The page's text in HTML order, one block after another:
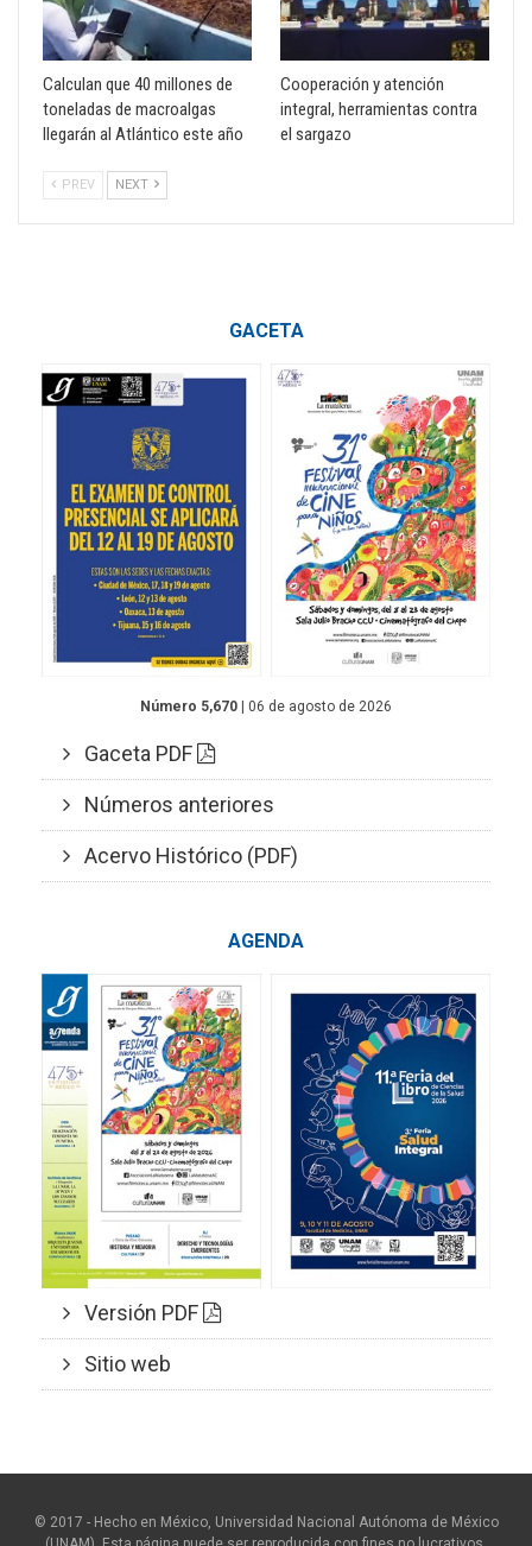
Calculan que 40 millones de
toneladas de macroalgas
llegarán al Atlántico este año
Cooperación y atención
integral, herramientas contra
el sargazo
PREV NEXT
GACETA
Número 5,670 | 06 de agosto de 2026
Gaceta PDF
Números anteriores
Acervo Histórico (PDF)
AGENDA
Versión PDF
Sitio web
© 2017 - Hecho en México, Universidad Nacional Autónoma de México